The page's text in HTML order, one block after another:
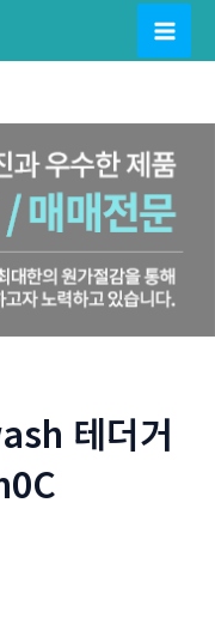
Main
테더거